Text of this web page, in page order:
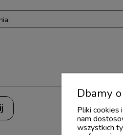
Dbamy
Pliki cookies
nam
wszystkich